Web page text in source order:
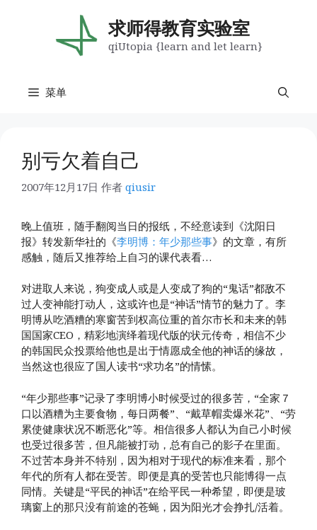
求师得教育实验室
qiUtopia {learn and let learn}
菜单
别亏欠着自己
2007年12月17日 作者 qiusir
晚上值班，随手翻阅当日的报纸，不经意读到《沈阳日
报》转发新华社的《李明博：年少那些事》的文章，有所
感触，随后又推荐给上自习的课代表看…
对进取人来说，狗变成人或是人变成了狗的“鬼话”都敌不
过人变神能打动人，这或许也是“神话”情节的魅力了。李
明博从吃酒糟的寒窗苦到权高位重的首尔市长和未来的韩
国国家CEO，精彩地演绎着现代版的状元传奇，相信不少
的韩国民众投票给他也是出于情愿成全他的神话的缘故，
当然这也很应了国人读书“求功名”的情愫。
“年少那些事”记录了李明博小时候受过的很多苦，“全家７
口以酒糟为主要食物，每日两餐”、“戴草帽卖爆米花”、“劳
累使健康状况不断恶化”等。相信很多人都认为自己小时候
也受过很多苦，但凡能被打动，总有自己的影子在里面。
不过苦本身并不特别，因为相对于现代的标准来看，那个
年代的所有人都在受苦。即便是真的受苦也只能博得一点
同情。关键是“平民的神话”在给平民一种希望，即便是玻
璃窗上的那只没有前途的苍蝇，因为阳光才会挣扎/活着。